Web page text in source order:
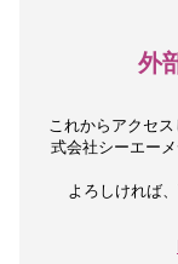
外
これからアクセス
式会社シーエー
よろしければ